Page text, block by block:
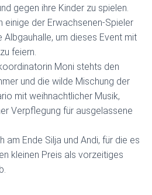
gegen ihre Kinder zu spielen.
einige der Erwachsenen-Spieler
Albgauhalle, um dieses Event mit
feiern.
Moni stehts den
und die wilde Mischung der
mit weihnachtlicher Musik,
Verpflegung für ausgelassene
am Ende Silja und Andi, für die es
kleinen Preis als vorzeitiges